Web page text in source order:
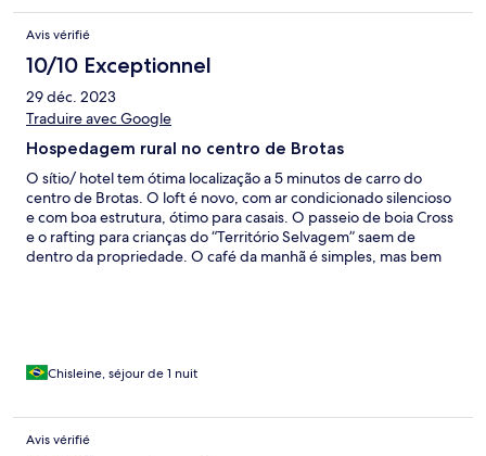
Avis vérifié
10/10 Exceptionnel
29 déc. 2023
Traduire avec Google
Hospedagem rural no centro de Brotas
O sítio/ hotel tem ótima localização a 5 minutos de carro do
centro de Brotas. O loft é novo, com ar condicionado silencioso
e com boa estrutura, ótimo para casais. O passeio de boia Cross
e o rafting para crianças do “Território Selvagem” saem de
dentro da propriedade. O café da manhã é simples, mas bem
também proximidade com restaurantes e demais comércios da
Chisleine, séjour de 1 nuit
Avis vérifié